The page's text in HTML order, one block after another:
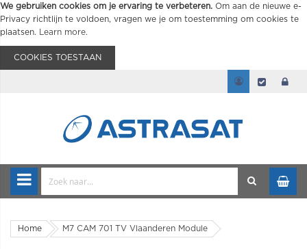
We gebruiken cookies om je ervaring te verbeteren. Om aan de nieuwe e-
Privacy richtlijn te voldoen, vragen we je om toestemming om cookies te
plaatsen.
Learn more.
COOKIES TOESTAAN
Home M7 CAM 701 TV Vlaanderen Module